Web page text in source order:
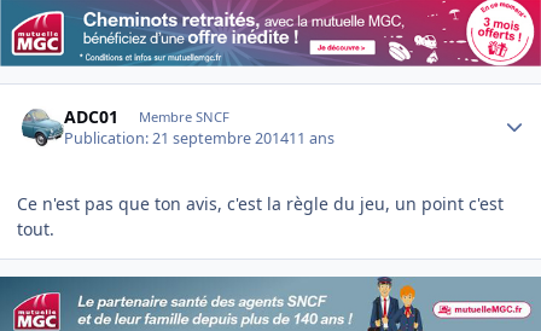
ADC01 Membre SNCF
Publication:21 septembre 201411 ans
Ce n'est pas que ton avis, c'est la règle du jeu, un point c'est
tout.